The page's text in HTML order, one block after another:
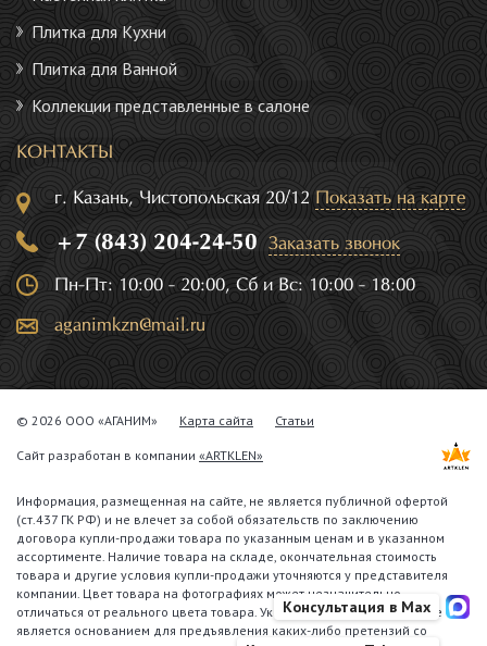
Плитка для Кухни
Плитка для Ванной
Коллекции представленные в салоне
КОНТАКТЫ
г. Казань, Чистопольская 20/12 Показать на карте
+7 (843) 204-24-50 Заказать звонок
Пн-Пт: 10:00 - 20:00, Сб и Вс: 10:00 - 18:00
aganimkzn@mail.ru
© 2026 ООО «АГАНИМ» Карта сайта Статьи
Сайт разработан в компании «ARTKLEN»
Информация, размещенная на сайте, не является публичной офертой
(ст.437 ГК РФ) и не влечет за собой обязательств по заключению
договора купли-продажи товара по указанным ценам и в указанном
ассортименте. Наличие товара на складе, окончательная стоимость
товара и другие условия купли-продажи уточняются у представителя
компании. Цвет товара на фотографиях может незначительно
отличаться от реального цвета товара. Указанное обстоятельство не
является основанием для предъявления каких-либо претензий со
Консультация в Max